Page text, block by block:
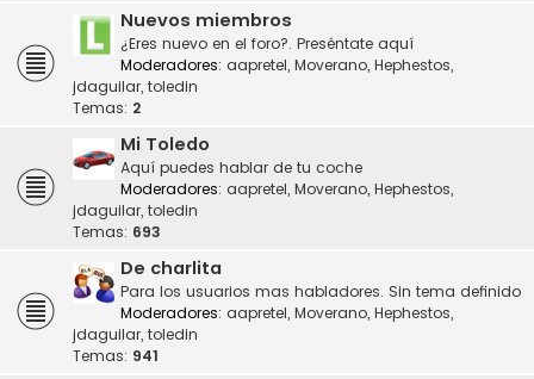
Nuevos miembros
¿Eres nuevo en el foro?. Preséntate aquí
Moderadores: aapretel, Moverano, Hephestos,
jdaguilar, toledin
Temas: 2
Mi Toledo
Aquí puedes hablar de tu coche
Moderadores: aapretel, Moverano, Hephestos,
jdaguilar, toledin
Temas: 693
De charlita
Para los usuarios mas habladores. Sin tema definido
Moderadores: aapretel, Moverano, Hephestos,
jdaguilar, toledin
Temas: 941